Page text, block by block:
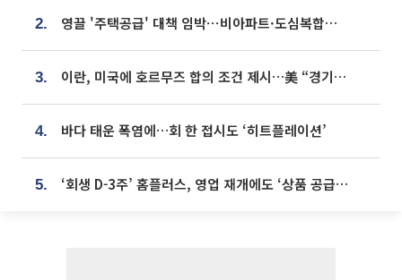
2. 영끌 '주택공급' 대책 임박⋯비아파트·도심복합까지 총동원
3. 이란, 미국에 호르무즈 합의 조건 제시…美 “경기 아직 안 끝나” [종합]
4. 바다 태운 폭염에…회 한 접시도 ‘히트플레이션’
5. ‘회생 D-3주’ 홈플러스, 영업 재개에도 ‘상품 공급망’ 복구가 생존 관건